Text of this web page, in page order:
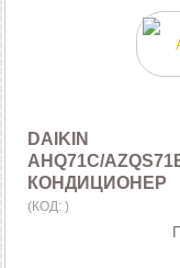
DAIKIN
AHQ71C/
КОНДИЦИОНЕР
(КОД: )